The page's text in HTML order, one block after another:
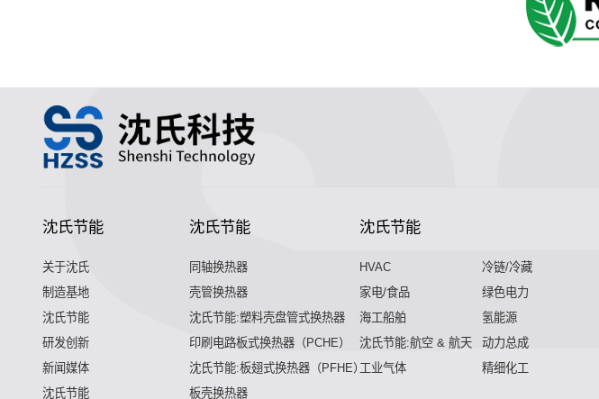
沈氏节能
关于沈氏
制造基地
沈氏节能
研发创新
新闻媒体
沈氏节能
沈氏节能
同轴换热器
壳管换热器
沈氏节能:塑料壳盘管式换热器
印刷电路板式换热器（PCHE）
沈氏节能:板翅式换热器（PFHE）
板壳换热器
沈氏节能
HVAC
冷链/冷藏
家电/食品
绿色电力
海工船舶
氢能源
沈氏节能:航空 & 航天
动力总成
工业气体
精细化工